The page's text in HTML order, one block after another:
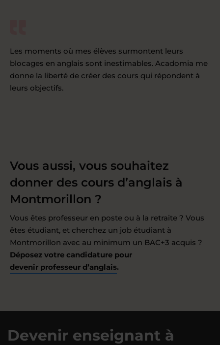
Les moments où mes élèves surmontent leurs
blocages en anglais sont inestimables. Acadomia me
donne la liberté de créer des cours qui répondent à
leurs objectifs.
Vous aussi, vous souhaitez
donner des cours d’anglais à
Montmorillon ?
Vous êtes professeur en poste ou à la retraite ? Vous
êtes étudiant, et cherchez un job étudiant à
Montmorillon avec au minimum un BAC+3 acquis ?
Déposez votre candidature pour
devenir professeur d’anglais.
Devenir enseignant à